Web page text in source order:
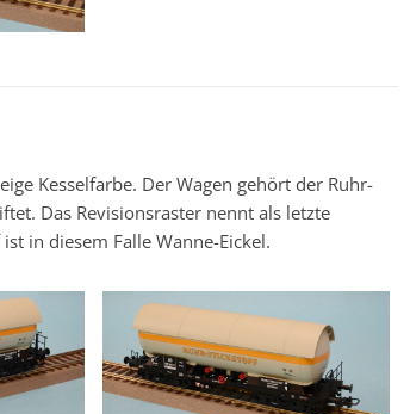
Kesselfarbe. Der Wagen gehört der Ruhr-
Das Revisionsraster nennt als letzte
in diesem Falle Wanne-Eickel.